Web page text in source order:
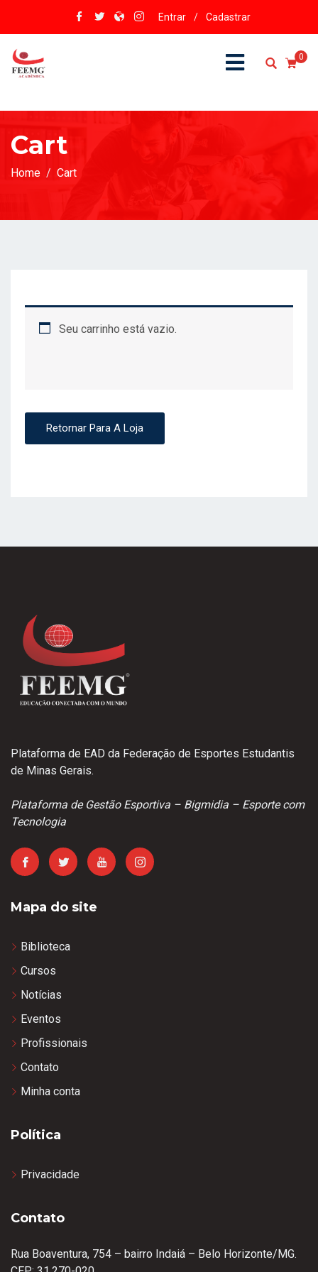
Entrar / Cadastrar
0
Cart
Home Cart
Seu carrinho está vazio.
Retornar Para A Loja
Plataforma de EAD da Federação de Esportes Estudantis
de Minas Gerais.
Plataforma de Gestão Esportiva – Bigmidia – Esporte com
Tecnologia
Mapa do site
Biblioteca
Cursos
Notícias
Eventos
Profissionais
Contato
Minha conta
Política
Privacidade
Contato
Rua Boaventura, 754 – bairro Indaiá – Belo Horizonte/MG.